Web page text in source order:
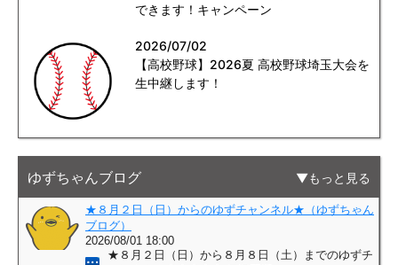
できます！キャンペーン
2026/07/02
【高校野球】2026夏 高校野球埼玉大会を
生中継します！
ゆずちゃんブログ もっと見る